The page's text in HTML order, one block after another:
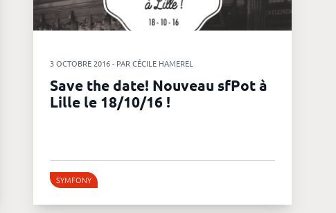
3 OCTOBRE 2016 - PAR CÉCILE HAMEREL
Save the date! Nouveau sfPot à
Lille le 18/10/16 !
SYMFONY